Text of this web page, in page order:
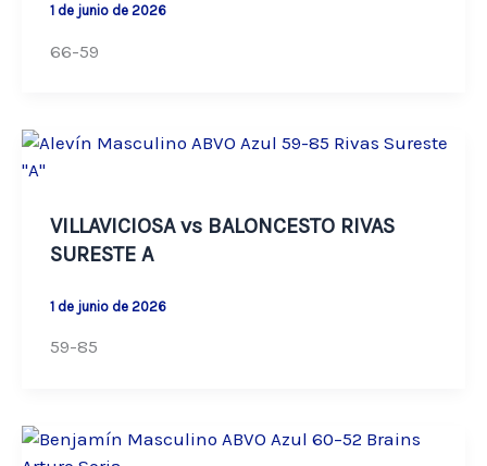
1 de junio de 2026
66-59
VILLAVICIOSA vs BALONCESTO RIVAS
SURESTE A
1 de junio de 2026
59-85